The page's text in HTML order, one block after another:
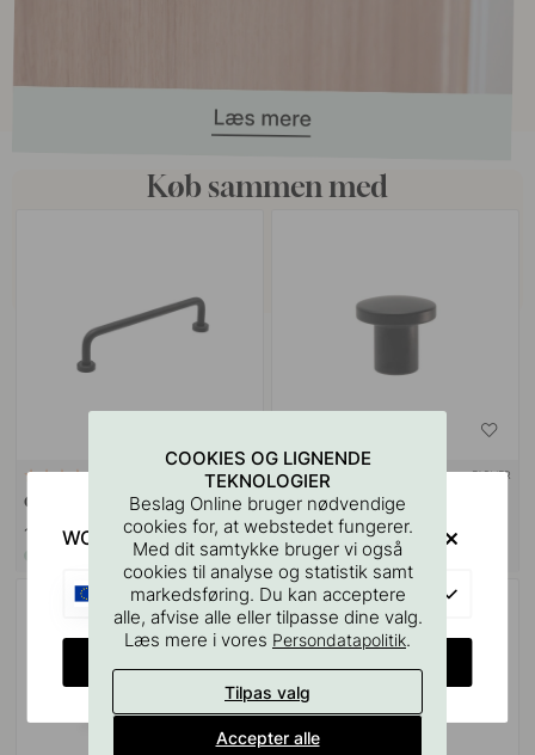
Køb sammen med
+ LÆNGDER
Greb Viva - Mat Sort
139 kr
+ FARVER
Knop Skye -Mat Sort
75 kr
På lager
COOKIES OG LIGNENDE
TEKNOLOGIER
Beslag Online bruger nødvendige
cookies for, at webstedet fungerer.
Med dit samtykke bruger vi også
cookies til analyse og statistik samt
markedsføring. Du kan acceptere
alle, afvise alle eller tilpasse dine valg.
Læs mere i vores Persondatapolitik.
Tilpas valg
Accepter alle
WOULD YOU RATHER VISIT?
EU